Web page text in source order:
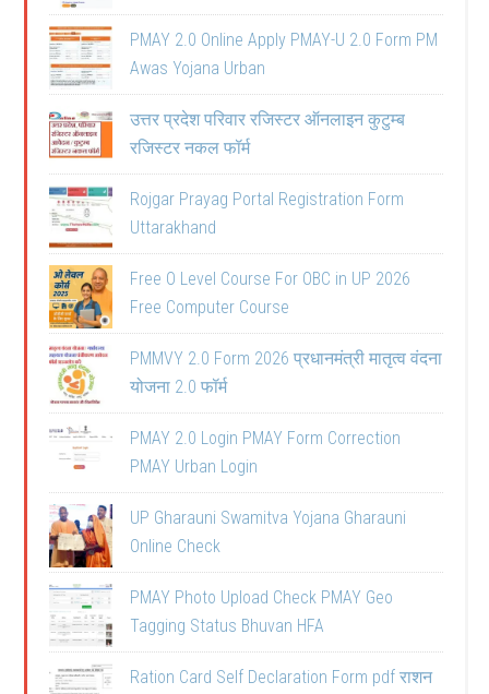
PMAY 2.0 Online Apply PMAY-U 2.0 Form PM
Awas Yojana Urban
उत्तर प्रदेश परिवार रजिस्टर ऑनलाइन कुटुम्ब
रजिस्टर नकल फॉर्म
Rojgar Prayag Portal Registration Form
Uttarakhand
Free O Level Course For OBC in UP 2026
Free Computer Course
PMMVY 2.0 Form 2026 प्रधानमंत्री मातृत्व वंदना
योजना 2.0 फॉर्म
PMAY 2.0 Login PMAY Form Correction
PMAY Urban Login
UP Gharauni Swamitva Yojana Gharauni
Online Check
PMAY Photo Upload Check PMAY Geo
Tagging Status Bhuvan HFA
Ration Card Self Declaration Form pdf राशन